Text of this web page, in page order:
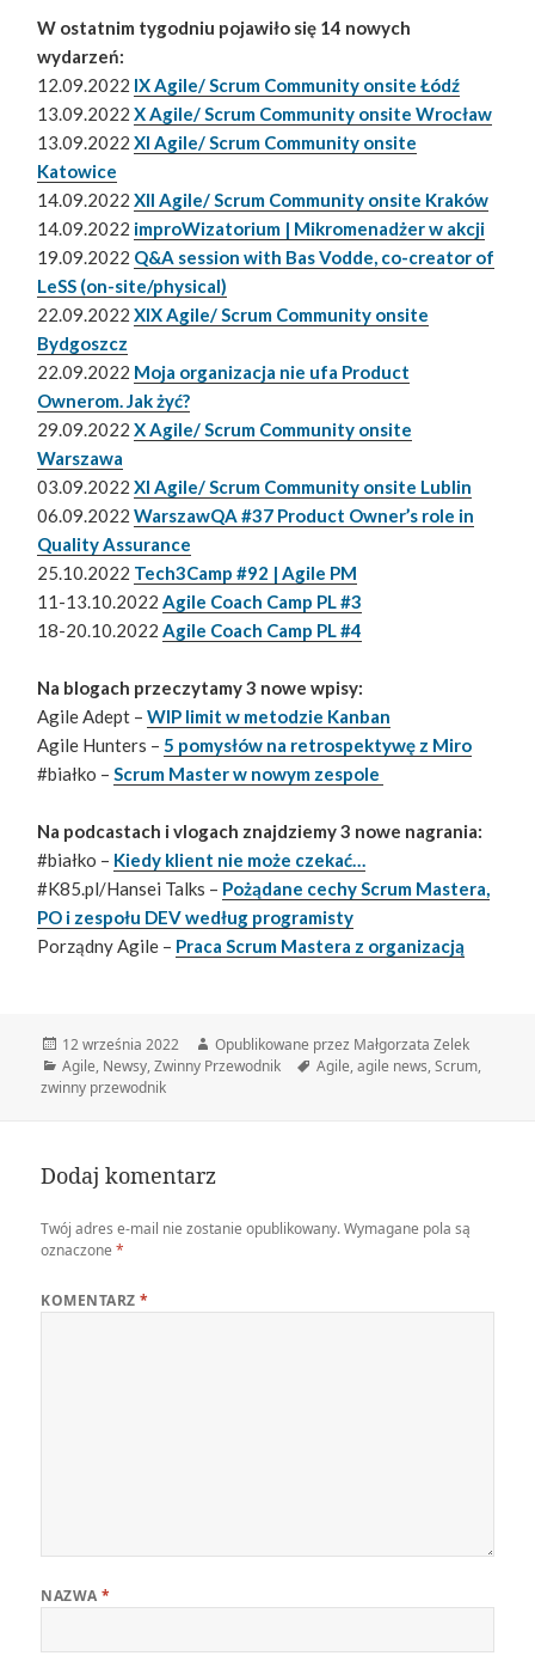
W ostatnim tygodniu pojawiło się 14 nowych
wydarzeń:
12.09.2022 IX Agile/ Scrum Community onsite Łódź
13.09.2022X Agile/ Scrum Community onsite Wrocław
13.09.2022XI Agile/ Scrum Community onsite
Katowice
14.09.2022XII Agile/ Scrum Community onsite Kraków
14.09.2022 improWizatorium | Mikromenadżer w akcji
19.09.2022 Q&A session with Bas Vodde, co-creator of
LeSS (on-site/physical)
22.09.2022XIX Agile/ Scrum Community onsite
Bydgoszcz
22.09.2022 Moja organizacja nie ufa Product
Ownerom. Jak żyć?
29.09.2022X Agile/ Scrum Community onsite
Warszawa
03.09.2022XI Agile/ Scrum Community onsite Lublin
06.09.2022WarszawQA #37 Product Owner’s role in
Quality Assurance
25.10.2022 Tech3Camp #92 | Agile PM
11-13.10.2022Agile Coach Camp PL #3
18-20.10.2022Agile Coach Camp PL #4
Na blogach przeczytamy 3 nowe wpisy:
Agile Adept –WIP limit w metodzie Kanban
Agile Hunters –5 pomysłów na retrospektywę z Miro
#białko –Scrum Master w nowym zespole
Na podcastach i vlogach znajdziemy 3 nowe nagrania:
#białko – Kiedy klient nie może czekać…
#K85.pl/Hansei Talks – Pożądane cechy Scrum Mastera,
PO i zespołu DEV według programisty
Porządny Agile – Praca Scrum Mastera z organizacją
Data
publikacji
12 września 2022 Autor
Opublikowane przez Małgorzata Zelek
Kategorie
Agile, Newsy,Zwinny Przewodnik Tagi
Agile,agile news,Scrum,
zwinny przewodnik
Dodaj komentarz
Twój adres e-mail nie zostanie opublikowany. Wymagane pola są
oznaczone*
KOMENTARZ*
NAZWA*